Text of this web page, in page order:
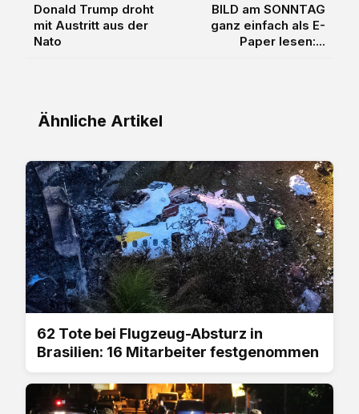
Donald Trump droht
mit Austritt aus der
Nato
BILD am SONNTAG
ganz einfach als E-
Paper lesen:...
Ähnliche Artikel
62 Tote bei Flugzeug-Absturz in
Brasilien: 16 Mitarbeiter festgenommen